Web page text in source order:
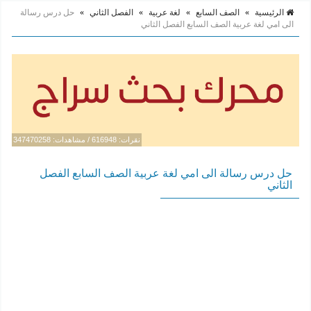
الرئيسية » الصف السابع » لغة عربية » الفصل الثاني » حل درس رسالة
الى امي لغة عربية الصف السابع الفصل الثاني
نقرات: 616948 / مشاهدات: 347470258
حل درس رسالة الى امي لغة عربية الصف السابع الفصل
الثاني